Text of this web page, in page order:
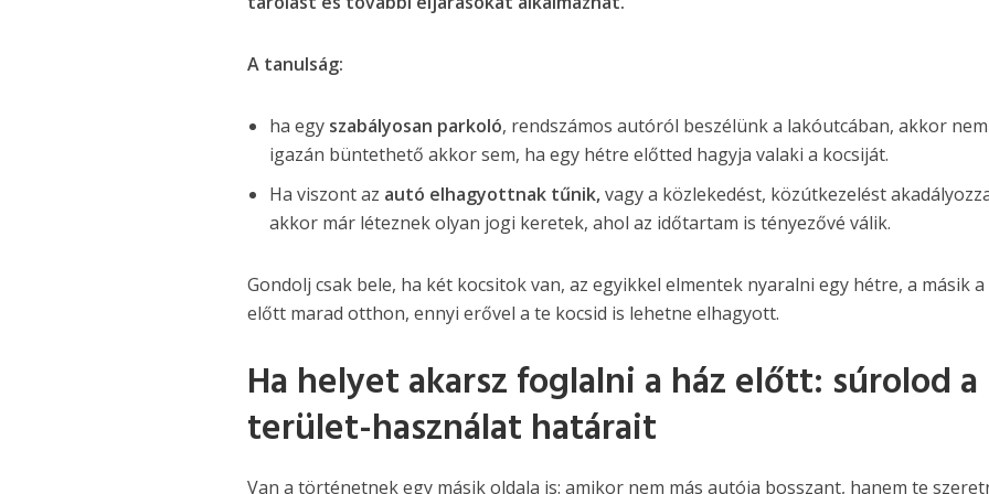
A tanulság:
ha egy szabályosan parkoló, rendszámos autóról beszélünk a lakóutcában, akkor nem
igazán büntethető akkor sem, ha egy hétre előtted hagyja valaki a kocsiját.
Ha viszont az autó elhagyottnak tűnik,vagy a közlekedést, közútkezelést
akkor már léteznek olyan jogi keretek, ahol az időtartam is tényezővé válik.
Gondolj csak bele, ha két kocsitok van, az egyikkel elmentek nyaralni egy hétre, a másik a
előtt marad otthon, ennyi erővel a te kocsid is lehetne elhagyott.
Ha helyet akarsz foglalni a ház előtt: súrolod a
terület-használat határait
Van a történetnek egy másik oldala is: amikor nem más autója bosszant, hanem te